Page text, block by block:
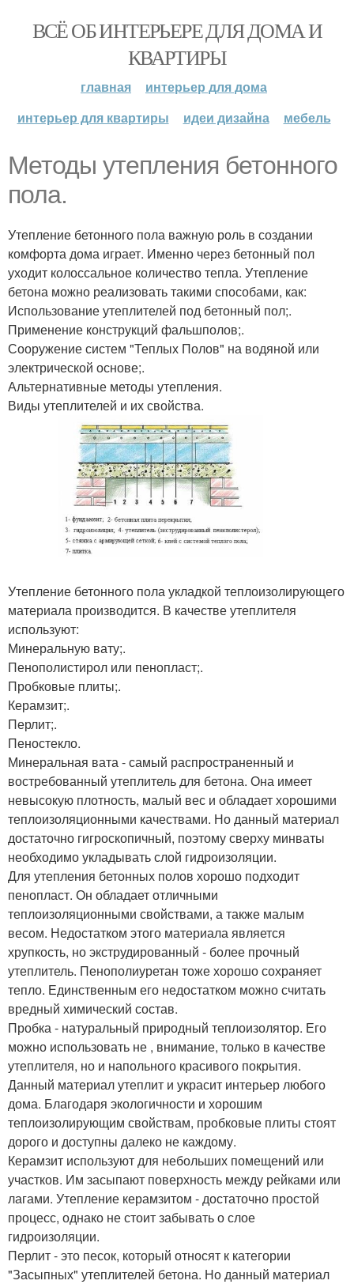
ВСЁ ОБ ИНТЕРЬЕРЕ ДЛЯ ДОМА И
КВАРТИРЫ
главная
интерьер для дома
интерьер для квартиры
идеи дизайна мебель
Методы утепления бетонного
пола.
Утепление бетонного пола важную роль в создании
комфорта дома играет. Именно через бетонный пол
уходит колоссальное количество тепла. Утепление
бетона можно реализовать такими способами, как:
Использование утеплителей под бетонный пол;.
Применение конструкций фальшполов;.
Сооружение систем "Теплых Полов" на водяной или
электрической основе;.
Альтернативные методы утепления.
Виды утеплителей и их свойства.
Утепление бетонного пола укладкой теплоизолирующего
материала производится. В качестве утеплителя
используют:
Минеральную вату;.
Пенополистирол или пенопласт;.
Пробковые плиты;.
Керамзит;.
Перлит;.
Пеностекло.
Минеральная вата - самый распространенный и
востребованный утеплитель для бетона. Она имеет
невысокую плотность, малый вес и обладает хорошими
теплоизоляционными качествами. Но данный материал
достаточно гигроскопичный, поэтому сверху минваты
необходимо укладывать слой гидроизоляции.
Для утепления бетонных полов хорошо подходит
пенопласт. Он обладает отличными
теплоизоляционными свойствами, а также малым
весом. Недостатком этого материала является
хрупкость, но экструдированный - более прочный
утеплитель. Пенополиуретан тоже хорошо сохраняет
тепло. Единственным его недостатком можно считать
вредный химический состав.
Пробка - натуральный природный теплоизолятор. Его
можно использовать не , внимание, только в качестве
утеплителя, но и напольного красивого покрытия.
Данный материал утеплит и украсит интерьер любого
дома. Благодаря экологичности и хорошим
теплоизолирующим свойствам, пробковые плиты стоят
дорого и доступны далеко не каждому.
Керамзит используют для небольших помещений или
участков. Им засыпают поверхность между рейками или
лагами. Утепление керамзитом - достаточно простой
процесс, однако не стоит забывать о слое
гидроизоляции.
Перлит - это песок, который относят к категории
"Засыпных" утеплителей бетона. Но данный материал